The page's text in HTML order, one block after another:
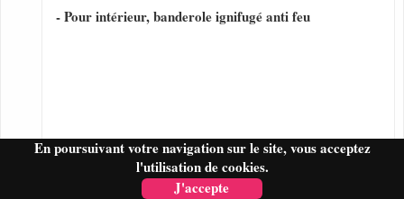
En poursuivant votre navigation sur le site, vous acceptez
l'utilisation de cookies.
J'accepte
- Pour intérieur, banderole ignifugé anti feu